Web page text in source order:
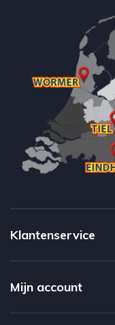
Klantenservice
Mijn account